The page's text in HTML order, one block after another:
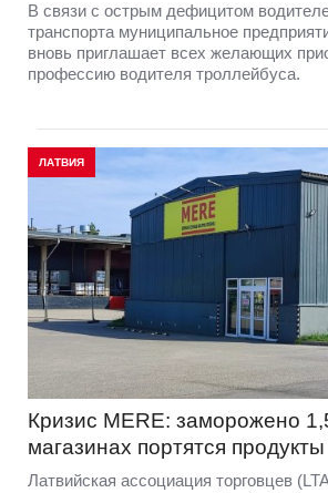
В связи с острым дефицитом
транспорта муниципальное
вновь приглашает всех желающих
профессию водителя троллейбуса.
ЛАТВИЯ
Кризис MERE: заморожено
магазинах портятся продукты
Латвийская ассоциация торговцев